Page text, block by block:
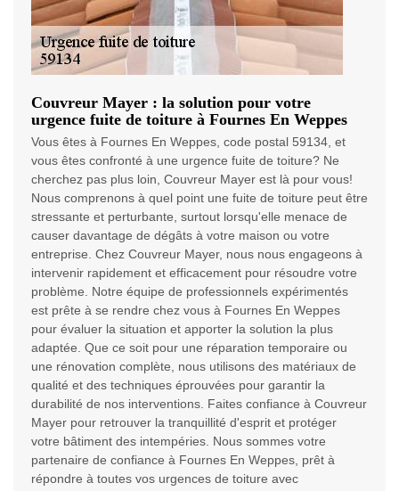
Couvreur Mayer : la solution pour votre
urgence fuite de toiture à Fournes En Weppes
Vous êtes à Fournes En Weppes, code postal 59134, et
vous êtes confronté à une urgence fuite de toiture? Ne
cherchez pas plus loin, Couvreur Mayer est là pour vous!
Nous comprenons à quel point une fuite de toiture peut être
stressante et perturbante, surtout lorsqu'elle menace de
causer davantage de dégâts à votre maison ou votre
entreprise. Chez Couvreur Mayer, nous nous engageons à
intervenir rapidement et efficacement pour résoudre votre
problème. Notre équipe de professionnels expérimentés
est prête à se rendre chez vous à Fournes En Weppes
pour évaluer la situation et apporter la solution la plus
adaptée. Que ce soit pour une réparation temporaire ou
une rénovation complète, nous utilisons des matériaux de
qualité et des techniques éprouvées pour garantir la
durabilité de nos interventions. Faites confiance à Couvreur
Mayer pour retrouver la tranquillité d'esprit et protéger
votre bâtiment des intempéries. Nous sommes votre
partenaire de confiance à Fournes En Weppes, prêt à
répondre à toutes vos urgences de toiture avec